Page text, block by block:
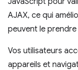
AJAX, ce qui
peuvent le
Vos utilisateurs
appareils et